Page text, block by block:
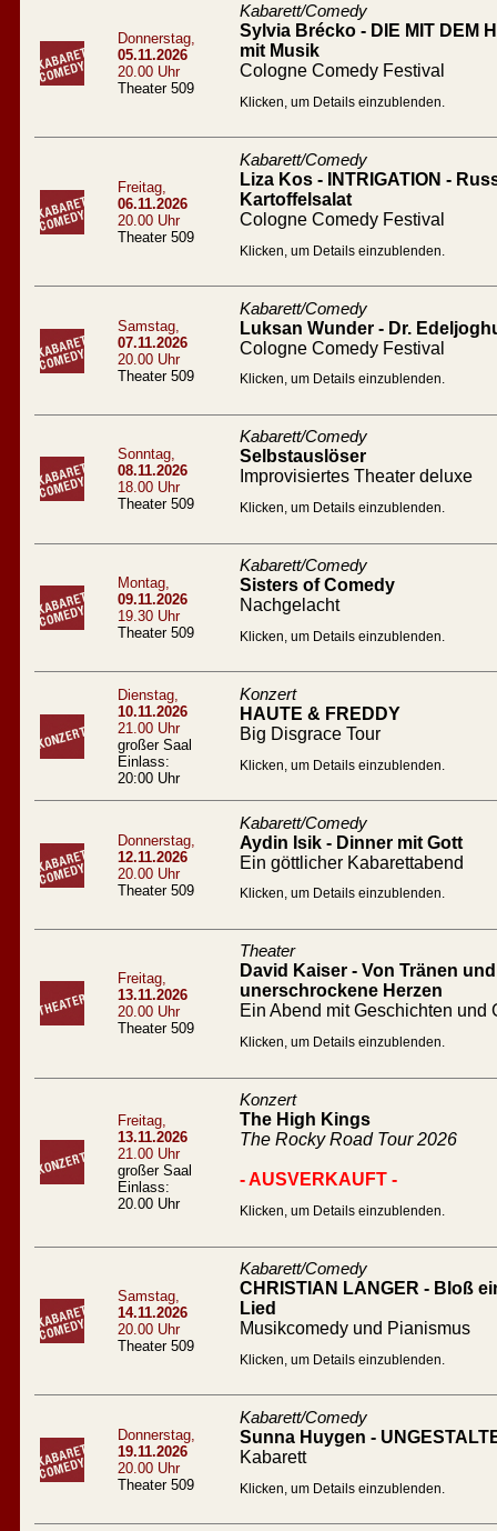
Donnerstag,
05.11.2026
20.00 Uhr
Theater 509
Kabarett/Comedy
Sylvia Brécko - DIE MIT DEM
mit Musik
Cologne Comedy Festival
Klicken, um Details einzublenden.
Freitag,
06.11.2026
20.00 Uhr
Theater 509
Kabarett/Comedy
Liza Kos - INTRIGATION -
Kartoffelsalat
Cologne Comedy Festival
Klicken, um Details einzublenden.
Samstag,
07.11.2026
20.00 Uhr
Theater 509
Kabarett/Comedy
Luksan Wunder - Dr.
Cologne Comedy Festival
Klicken, um Details einzublenden.
Sonntag,
08.11.2026
18.00 Uhr
Theater 509
Kabarett/Comedy
Selbstauslöser
Improvisiertes Theater deluxe
Klicken, um Details einzublenden.
Montag,
09.11.2026
19.30 Uhr
Theater 509
Kabarett/Comedy
Sisters of Comedy
Nachgelacht
Klicken, um Details einzublenden.
Dienstag,
10.11.2026
21.00 Uhr
großer Saal
Einlass:
20:00 Uhr
Konzert
HAUTE & FREDDY
Big Disgrace Tour
Klicken, um Details einzublenden.
Donnerstag,
12.11.2026
20.00 Uhr
Theater 509
Kabarett/Comedy
Aydin Isik - Dinner mit Gott
Ein göttlicher Kabarettabend
Klicken, um Details einzublenden.
Freitag,
13.11.2026
20.00 Uhr
Theater 509
Theater
David Kaiser - Von Tränen
unerschrockene Herzen
Ein Abend mit Geschichten und
Klicken, um Details einzublenden.
Freitag,
13.11.2026
21.00 Uhr
großer Saal
Einlass:
20.00 Uhr
Konzert
The High Kings
The Rocky Road Tour 2026
- AUSVERKAUFT -
Klicken, um Details einzublenden.
Samstag,
14.11.2026
20.00 Uhr
Theater 509
Kabarett/Comedy
CHRISTIAN LANGER - Bloß
Lied
Musikcomedy und Pianismus
Klicken, um Details einzublenden.
Donnerstag,
19.11.2026
20.00 Uhr
Theater 509
Kabarett/Comedy
Sunna Huygen -
Kabarett
Klicken, um Details einzublenden.